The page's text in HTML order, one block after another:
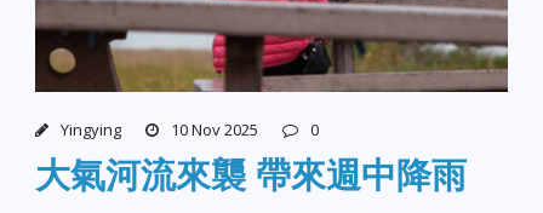
Yingying 10 Nov 2025 0
大氣河流來襲 帶來週中降雨